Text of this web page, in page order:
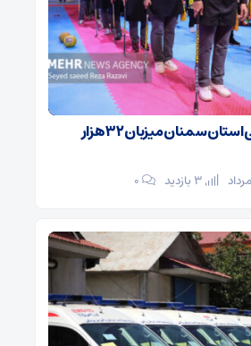
۲۷۹ پایگاه تابستانی استان سمنان میزبان ۳۲ هزار
۰